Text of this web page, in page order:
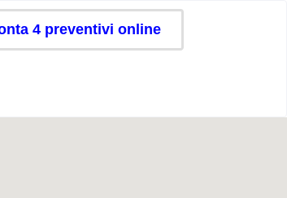
4 preventivi online